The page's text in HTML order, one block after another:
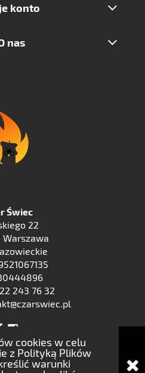
cookies w celu
z Polityką Plików
warunki
konto
nas
Świec
22
Warszawa
243 76 32